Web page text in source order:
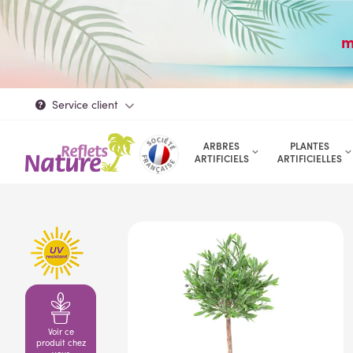
Service client
ARBRES
ARTIFICIELS
PLANTES
ARTIFICIELLES
Voir ce
produit chez